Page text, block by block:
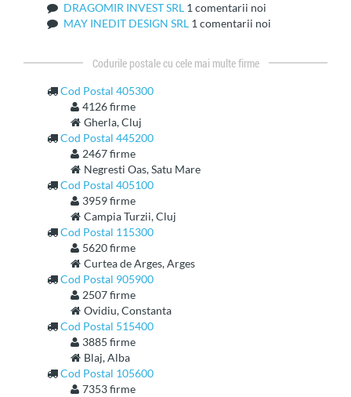
DRAGOMIR INVEST SRL 1 comentarii noi
MAY INEDIT DESIGN SRL 1 comentarii noi
Codurile postale cu cele mai multe firme
Cod Postal 405300
4126 firme
Gherla, Cluj
Cod Postal 445200
2467 firme
Negresti Oas, Satu Mare
Cod Postal 405100
3959 firme
Campia Turzii, Cluj
Cod Postal 115300
5620 firme
Curtea de Arges, Arges
Cod Postal 905900
2507 firme
Ovidiu, Constanta
Cod Postal 515400
3885 firme
Blaj, Alba
Cod Postal 105600
7353 firme